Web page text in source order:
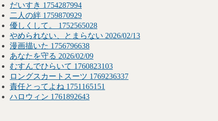
だいすき 1754287994
二人の絆 1759870929
優しくして。 1752565028
やめられない、とまらない 2026/02/13
漫画描いた 1756796638
あなたを守る 2026/02/09
むすんでひらいて 1760823103
ロングスカートスーツ 1769236337
責任とってよね 1751165151
ハロウィン 1761892643